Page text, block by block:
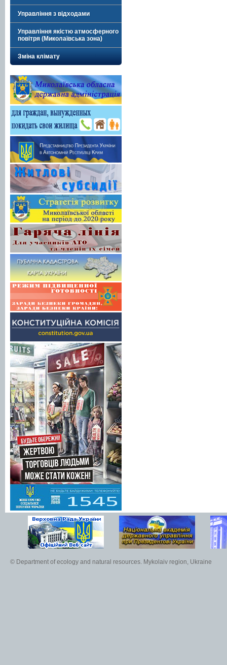
Управління з відходами
Управління якістю атмосферного
повітря (Миколаївська зона)
Зміна клімату
© Department of ecology and natural resources. Mykolaiv region, Ukraine